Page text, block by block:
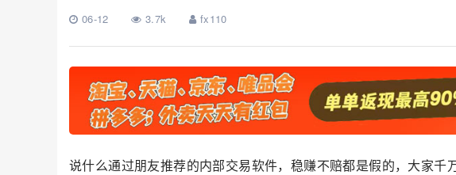
06-12 3.7k fx110
说什么通过朋友推荐的内部交易软件，稳赚不赔都是假的，大家